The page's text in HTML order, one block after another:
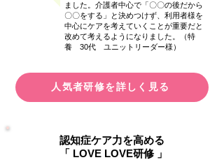
ました。介護者中心で「〇〇の後だから
〇〇をする」と決めつけず、利用者様を
中心にケアを考えていくことが重要だと
改めて考えるようになりました。（特
養 30代 ユニットリーダー様）
人気者研修を詳しく見る
認知症ケア力を高める
「 LOVE LOVE研修 」